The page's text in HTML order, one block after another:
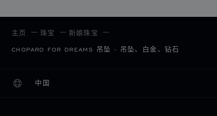
主页 珠宝 新娘珠宝
CHOPARD FOR DREAMS 吊坠 - 吊坠、白金、钻石
中国
本地化（更改国家/地区）
更改国家/地区